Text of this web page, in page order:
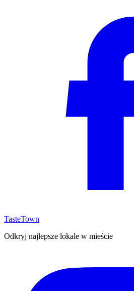
TasteTown
Odkryj najlepsze lokale w mieście